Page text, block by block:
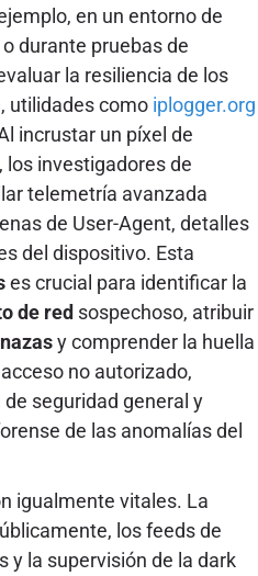
en un entorno de
durante pruebas de
la resiliencia de los
utilidades como iplogger.org
incrustar un píxel de
los investigadores de
telemetría avanzada
de User-Agent, detalles
del dispositivo. Esta
es crucial para identificar la
de red sospechoso, atribuir
y comprender la huella
no autorizado,
seguridad general y
de las anomalías del
igualmente vitales. La
los feeds de
y la supervisión de la dark